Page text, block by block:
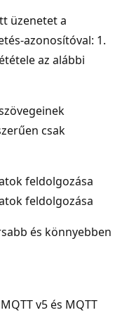
üzenetet a
azonosítóval: 1.
az alábbi
csak
feldolgozása
feldolgozása
és könnyebben
v5 és MQTT